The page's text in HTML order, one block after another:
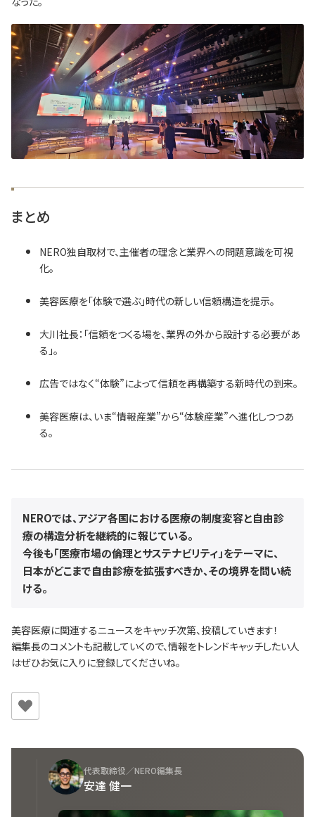
まとめ
NERO独自取材で、主催者の理念と業界への問題意識を可視
化。
美容医療を「体験で選ぶ」時代の新しい信頼構造を提示。
大川社長：「信頼をつくる場を、業界の外から設計する必要があ
る」。
広告ではなく“体験”によって信頼を再構築する新時代の到来。
美容医療は、いま“情報産業”から“体験産業”へ進化しつつあ
る。
NEROでは、アジア各国における医療の制度変容と自由診
療の構造分析を継続的に報じている。
今後も「医療市場の倫理とサステナビリティ」をテーマに、
日本がどこまで自由診療を拡張すべきか、その境界を問い続
ける。
美容医療に関連するニュースをキャッチ次第、投稿していきます！
編集長のコメントも記載していくので、情報をトレンドキャッチしたい人
はぜひお気に入りに登録してくださいね。
代表取締役／NERO編集長
安達 健一